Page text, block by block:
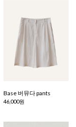
Base 버뮤다 pants
46,000원